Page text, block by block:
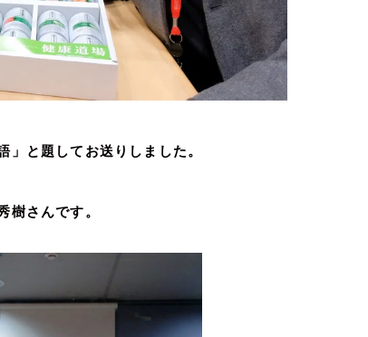
」と題してお送りしました。
樹さんです。